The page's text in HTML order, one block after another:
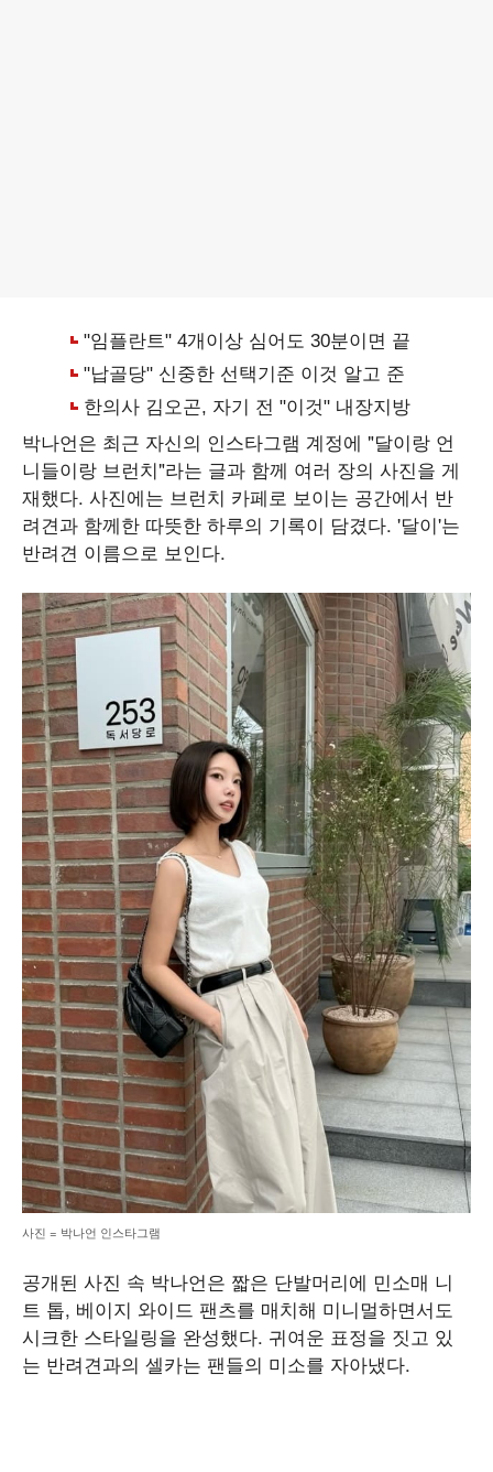
박나언은 최근 자신의 인스타그램 계정에 "달이랑 언
니들이랑 브런치"라는 글과 함께 여러 장의 사진을 게
재했다. 사진에는 브런치 카페로 보이는 공간에서 반
려견과 함께한 따뜻한 하루의 기록이 담겼다. '달이'는
반려견 이름으로 보인다.
사진 = 박나언 인스타그램
공개된 사진 속 박나언은 짧은 단발머리에 민소매 니
트 톱, 베이지 와이드 팬츠를 매치해 미니멀하면서도
시크한 스타일링을 완성했다. 귀여운 표정을 짓고 있
는 반려견과의 셀카는 팬들의 미소를 자아냈다.